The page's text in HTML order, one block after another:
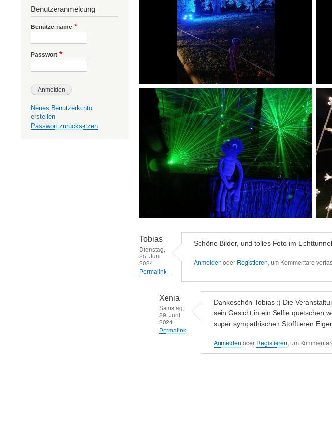
Tobias
Dienstag,
25. Juni
2024
Permalink
Schöne Bilder, und tolles Foto im
Anmelden oder Registieren, um Kommentare
Xenia
Samstag,
29. Juni
2024
Permalink
Dankeschön Tobias :) Die
sein Gesicht in ein Selfie quetschen
super sympathischen Stofftieren
Anmelden oder Registieren, um
Benutzeranmeldung
Benutzername
Passwort
Neues Benutzerkonto
erstellen
Passwort zurücksetzen